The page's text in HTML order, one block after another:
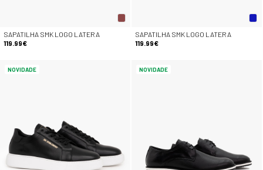
SAPATILHA SMK LOGO LATERA
119.99€
SAPATILHA SMK LOGO LATERA
119.99€
NOVIDADE NOVIDADE